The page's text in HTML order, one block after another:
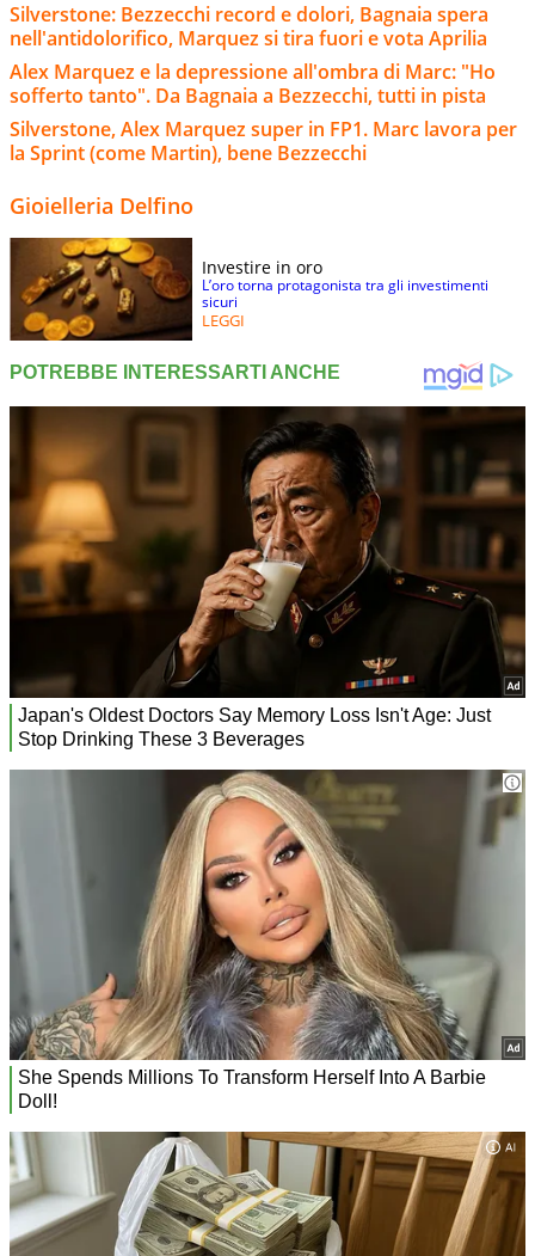
Silverstone: Bezzecchi record e dolori, Bagnaia spera
nell'antidolorifico, Marquez si tira fuori e vota Aprilia
Alex Marquez e la depressione all'ombra di Marc: "Ho
sofferto tanto". Da Bagnaia a Bezzecchi, tutti in pista
Silverstone, Alex Marquez super in FP1. Marc lavora per
la Sprint (come Martin), bene Bezzecchi
Gioielleria Delfino
Investire in oro
L’oro torna protagonista tra gli investimenti
sicuri
LEGGI